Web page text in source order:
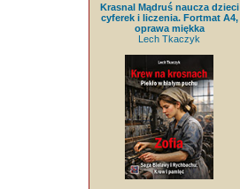
Krasnal Mądruś naucza dzieci
cyferek i liczenia. Fortmat A4,
oprawa miękka
Lech Tkaczyk